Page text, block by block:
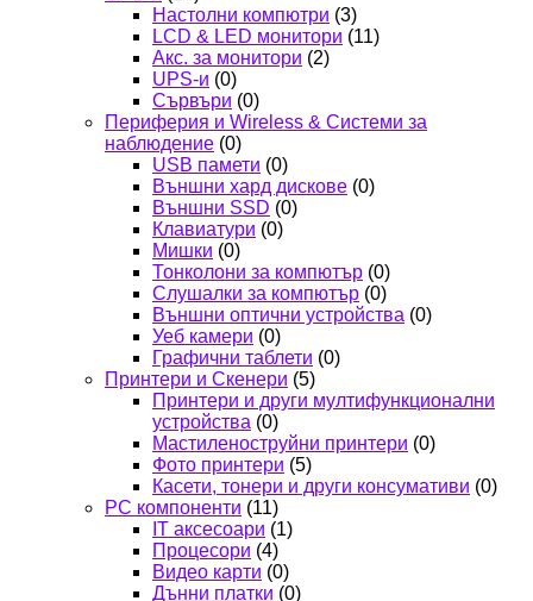
Настолни компютри (3)
LCD & LED монитори (11)
Акс. за монитори (2)
UPS-и (0)
Сървъри (0)
Периферия и Wireless & Системи за
наблюдение (0)
USB памети (0)
Външни хард дискове (0)
Външни SSD (0)
Клавиатури (0)
Мишки (0)
Тонколони за компютър (0)
Слушалки за компютър (0)
Външни оптични устройства (0)
Уеб камери (0)
Графични таблети (0)
Принтери и Скенери (5)
Принтери и други мултифункционални
устройства (0)
Мастиленоструйни принтери (0)
Фото принтери (5)
Касети, тонери и други консумативи (0)
PC компоненти (11)
IT аксесоари (1)
Процесори (4)
Видео карти (0)
Дънни платки (0)